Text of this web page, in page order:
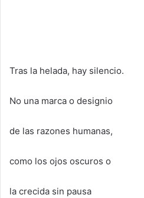
Tras la helada, hay silencio.
No una marca o designio
de las razones humanas,
como los ojos oscuros o
la crecida sin pausa